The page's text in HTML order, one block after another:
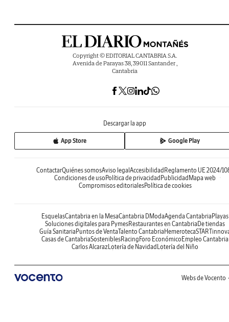
Copyright © EDITORIAL CANTABRIA S.A.
Avenida de Parayas 38, 39011 Santander ,
Cantabria
Descargar la app
App Store Google Play
ContactarQuiénes somosAviso legalAccesibilidadReglamento UE 2024/
Condiciones de usoPolítica de privacidadPublicidadMapa web
Compromisos editorialesPolítica de cookies
EsquelasCantabria en la MesaCantabria DModaAgenda CantabriaPlayas
Soluciones digitales para PymesRestaurantes en CantabriaDe tiendas
Guía SanitariaPuntos de VentaTalento CantabriaHemeroteca
Casas de CantabriaSosteniblesRacingForo EconómicoEmpleo Cantabria
Carlos AlcarazLotería de NavidadLotería del Niño
Webs de Vocento